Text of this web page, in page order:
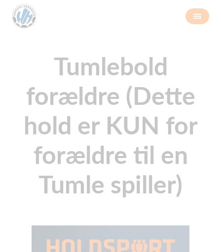
Tumlebold
forældre (Dette
hold er KUN for
forældre til en
Tumle spiller)